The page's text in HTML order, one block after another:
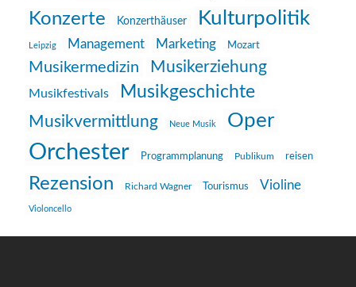
Konzerte Konzerthäuser Kulturpolitik
Leipzig Management Marketing Mozart
Musikermedizin Musikerziehung
Musikfestivals Musikgeschichte
Musikvermittlung Neue Musik Oper
Orchester Programmplanung Publikum reisen
Rezension Richard Wagner Tourismus Violine
Violoncello